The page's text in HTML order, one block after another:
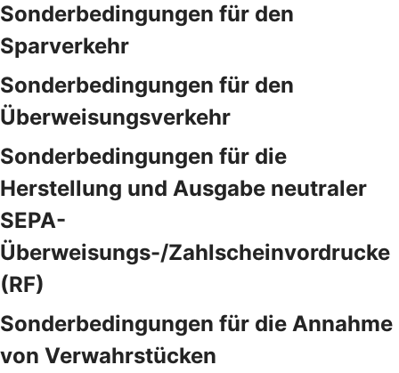
Sonderbedingungen für den
Sparverkehr
Sonderbedingungen für den
Überweisungsverkehr
Sonderbedingungen für die
Herstellung und Ausgabe neutraler
SEPA-
Überweisungs-/Zahlscheinvordrucke
(RF)
Sonderbedingungen für die Annahme
von Verwahrstücken